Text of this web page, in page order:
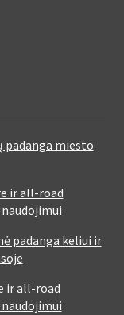
padanga miesto
ir all-road
padanga keliui ir
ir all-road